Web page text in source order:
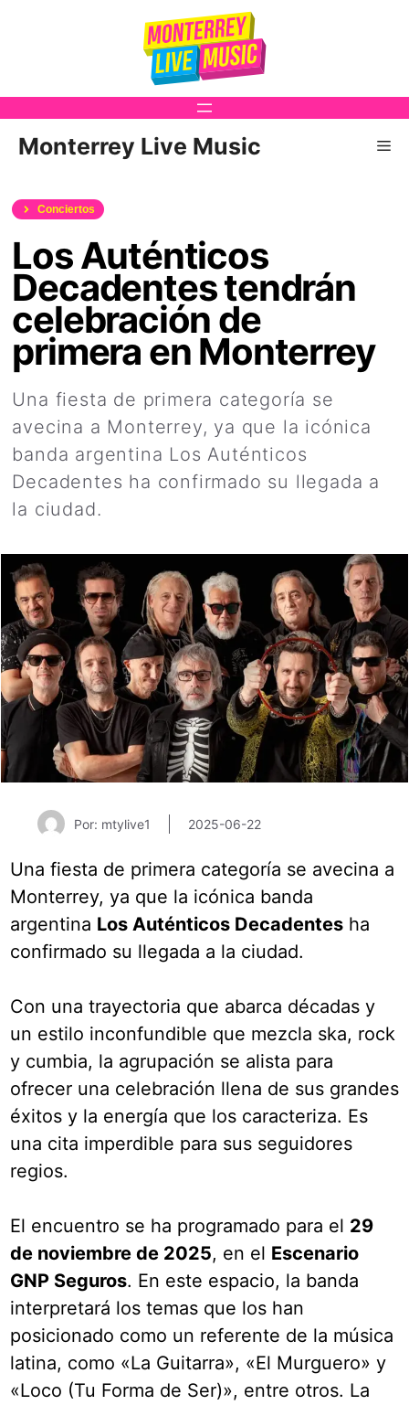
Monterrey Live Music
Conciertos
Los Auténticos
Decadentes tendrán
celebración de
primera en Monterrey
Una fiesta de primera categoría se
avecina a Monterrey, ya que la icónica
banda argentina Los Auténticos
Decadentes ha confirmado su llegada a
la ciudad.
Por: mtylive1 2025-06-22
Una fiesta de primera categoría se avecina a
Monterrey, ya que la icónica banda
argentina Los Auténticos Decadentes ha
confirmado su llegada a la ciudad.
Con una trayectoria que abarca décadas y
un estilo inconfundible que mezcla ska, rock
y cumbia, la agrupación se alista para
ofrecer una celebración llena de sus grandes
éxitos y la energía que los caracteriza. Es
una cita imperdible para sus seguidores
regios.
El encuentro se ha programado para el 29
de noviembre de 2025, en el Escenario
GNP Seguros. En este espacio, la banda
interpretará los temas que los han
posicionado como un referente de la música
latina, como «La Guitarra», «El Murguero» y
«Loco (Tu Forma de Ser)», entre otros. La